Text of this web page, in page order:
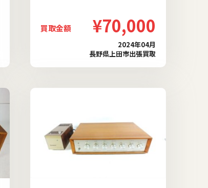
買取金額 ¥70,000
2024年04月
長野県上田市出張買取